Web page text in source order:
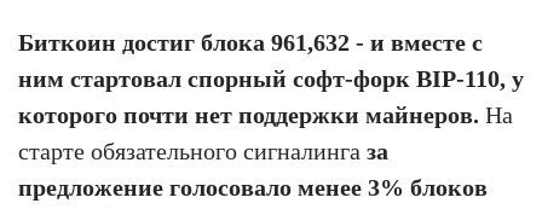
Биткоин достиг блока 961,632 - и вместе с
ним стартовал спорный софт-форк BIP-110, у
которого почти нет поддержки майнеров. На
старте обязательного сигналинга за
предложение голосовало менее 3% блоков